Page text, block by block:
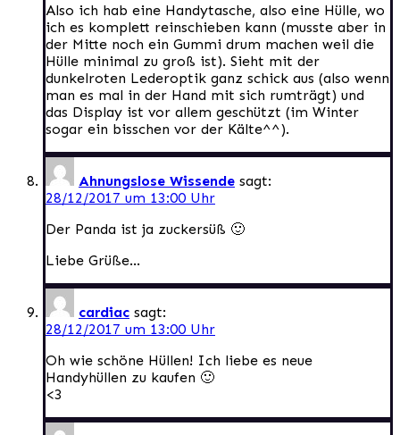
Also ich hab eine Handytasche, also eine Hülle, wo
ich es komplett reinschieben kann (musste aber in
der Mitte noch ein Gummi drum machen weil die
Hülle minimal zu groß ist). Sieht mit der
dunkelroten Lederoptik ganz schick aus (also wenn
man es mal in der Hand mit sich rumträgt) und
das Display ist vor allem geschützt (im Winter
sogar ein bisschen vor der Kälte^^).
Ahnungslose Wissende sagt:
28/12/2017 um 13:00 Uhr
Der Panda ist ja zuckersüß 🙂
Liebe Grüße…
cardiac sagt:
28/12/2017 um 13:00 Uhr
Oh wie schöne Hüllen! Ich liebe es neue
Handyhüllen zu kaufen 🙂
<3